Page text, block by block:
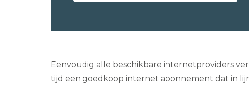
Eenvoudig alle beschikbare internetproviders
tijd een goedkoop internet abonnement dat in